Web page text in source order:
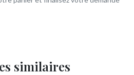
similaires